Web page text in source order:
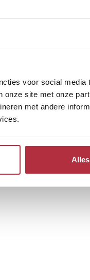
voor social media
onze site met onze
met andere